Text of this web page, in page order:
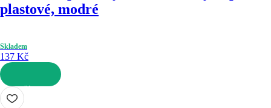
plastové, modré
Skladem
137 Kč
DO KOŠÍKU